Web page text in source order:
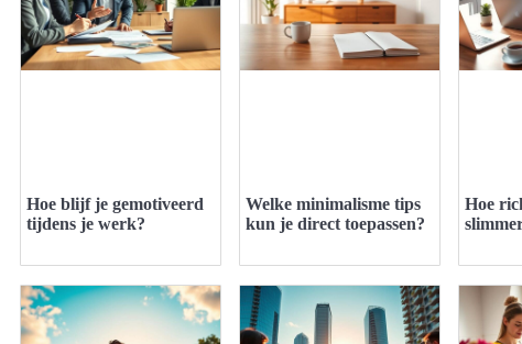
Hoe blijf je gemotiveerd
tijdens je werk?
Welke minimalisme tips
kun je direct toepassen?
Hoe